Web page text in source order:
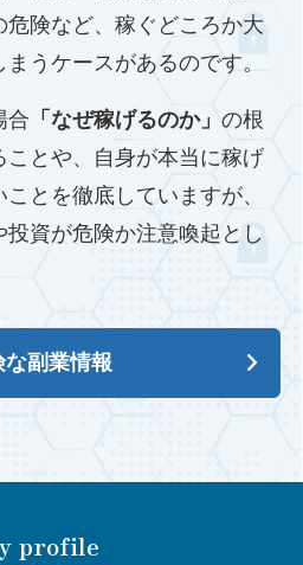
険など、稼ぐどころか大
うケースがあるのです。
合 「なぜ稼げるのか」 の根
とや、自身が本当に稼げ
とを徹底していますが、
資が危険か注意喚起とし
な副業情報
profile